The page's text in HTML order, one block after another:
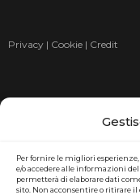
Per fornire le migliori
e/o accedere alle informazioni
permetterà di elaborare dati
sito. Non acconsentire o ritirare
Privacy | Cookie | Credit